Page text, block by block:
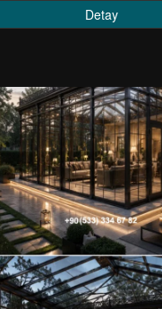
Detay